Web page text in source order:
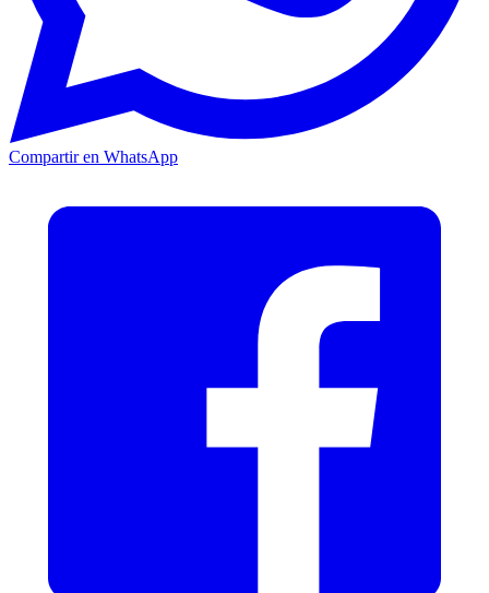
Compartir en WhatsApp